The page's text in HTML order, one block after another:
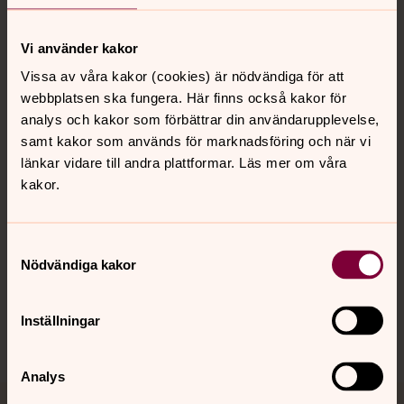
Vi använder kakor
Vissa av våra kakor (cookies) är nödvändiga för att
webbplatsen ska fungera. Här finns också kakor för
analys och kakor som förbättrar din användarupplevelse,
samt kakor som används för marknadsföring och när vi
länkar vidare till andra plattformar. Läs mer om våra
kakor.
Nödvändiga kakor
Inställningar
Analys
Kontakt
Kalender